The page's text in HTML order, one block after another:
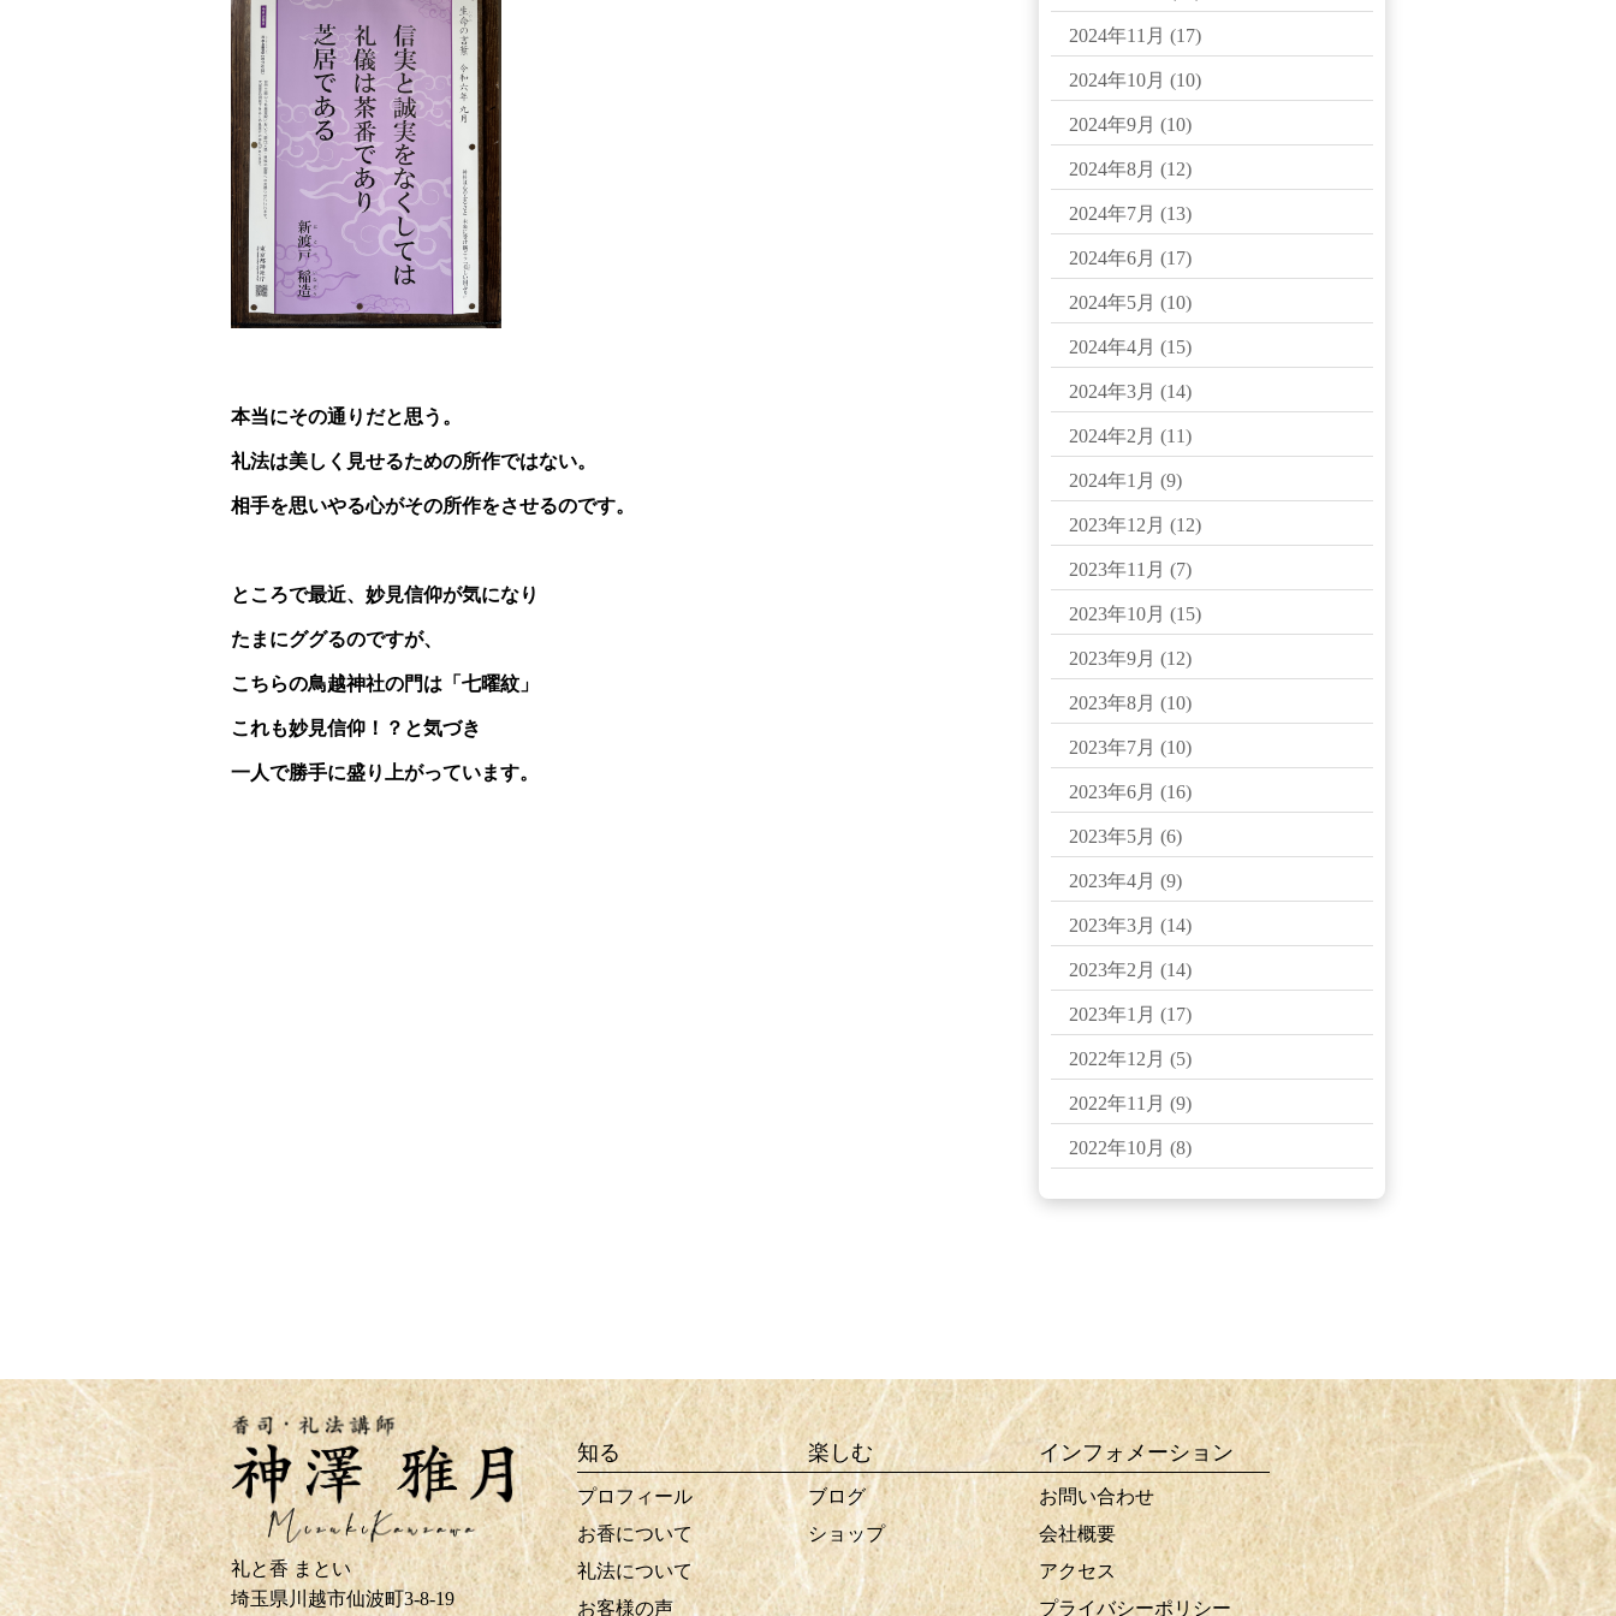
本当にその通りだと思う。
礼法は美しく見せるための所作ではない。
相手を思いやる心がその所作をさせるのです。
ところで最近、妙見信仰が気になり
たまにググるのですが、
こちらの鳥越神社の門は「七曜紋」
これも妙見信仰！？と気づき
一人で勝手に盛り上がっています。
2024年11月 (17)
2024年10月 (10)
2024年9月 (10)
2024年8月 (12)
2024年7月 (13)
2024年6月 (17)
2024年5月 (10)
2024年4月 (15)
2024年3月 (14)
2024年2月 (11)
2024年1月 (9)
2023年12月 (12)
2023年11月 (7)
2023年10月 (15)
2023年9月 (12)
2023年8月 (10)
2023年7月 (10)
2023年6月 (16)
2023年5月 (6)
2023年4月 (9)
2023年3月 (14)
2023年2月 (14)
2023年1月 (17)
2022年12月 (5)
2022年11月 (9)
2022年10月 (8)
礼と香 まとい
埼玉県川越市仙波町3-8-19
知る
プロフィール
お香について
礼法について
お客様の声
楽しむ
ブログ
ショップ
インフォメーション
お問い合わせ
会社概要
アクセス
プライバシーポリシー